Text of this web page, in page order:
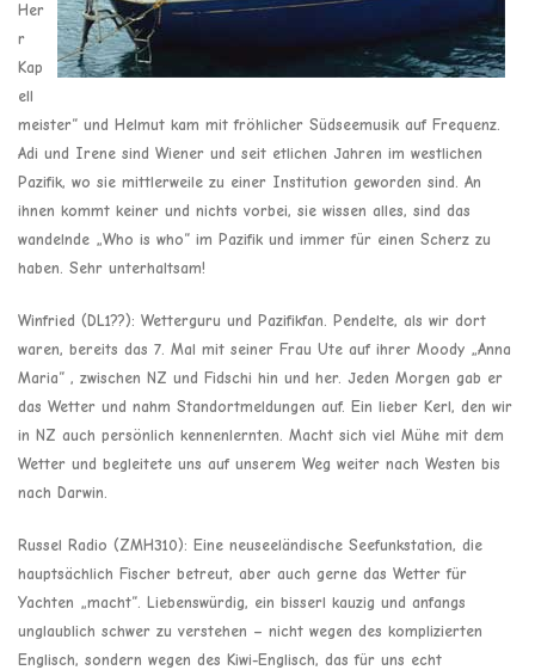
Her
r
Kap
ell
meister“ und Helmut kam mit fröhlicher Südseemusik auf Frequenz.
Adi und Irene sind Wiener und seit etlichen Jahren im westlichen
Pazifik, wo sie mittlerweile zu einer Institution geworden sind. An
ihnen kommt keiner und nichts vorbei, sie wissen alles, sind das
wandelnde „Who is who“ im Pazifik und immer für einen Scherz zu
haben. Sehr unterhaltsam!
Winfried (DL1??): Wetterguru und Pazifikfan. Pendelte, als wir dort
waren, bereits das 7. Mal mit seiner Frau Ute auf ihrer Moody „Anna
Maria“ , zwischen NZ und Fidschi hin und her. Jeden Morgen gab er
das Wetter und nahm Standortmeldungen auf. Ein lieber Kerl, den wir
in NZ auch persönlich kennenlernten. Macht sich viel Mühe mit dem
Wetter und begleitete uns auf unserem Weg weiter nach Westen bis
nach Darwin.
Russel Radio (ZMH310): Eine neuseeländische Seefunkstation, die
hauptsächlich Fischer betreut, aber auch gerne das Wetter für
Yachten „macht“. Liebenswürdig, ein bisserl kauzig und anfangs
unglaublich schwer zu verstehen – nicht wegen des komplizierten
Englisch, sondern wegen des Kiwi-Englisch, das für uns echt